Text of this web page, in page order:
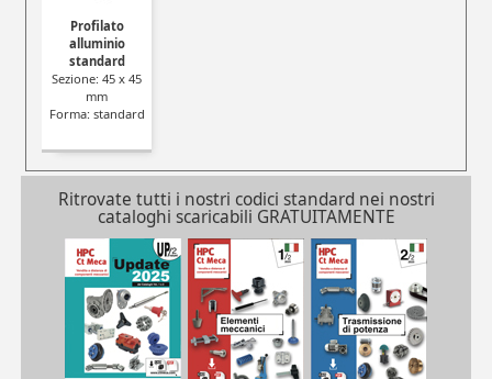
Profilato
alluminio
standard
Sezione: 45 x 45
mm
Forma: standard
Ritrovate tutti i nostri codici standard nei nostri
cataloghi scaricabili GRATUITAMENTE